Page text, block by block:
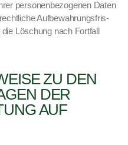
per­so­n­en­be­zo­ge­nen Dat­en
Auf­be­wahrungs­fris­
Löschung nach Fort­fall
ZU DEN
DER
AUF